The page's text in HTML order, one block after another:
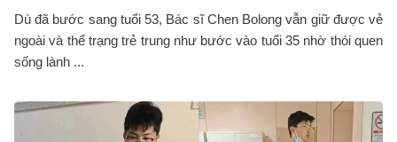
Dù đã bước sang tuổi 53, Bác sĩ Chen Bolong vẫn giữ được vẻ
ngoài và thể trạng trẻ trung như bước vào tuổi 35 nhờ thói quen
sống lành ...